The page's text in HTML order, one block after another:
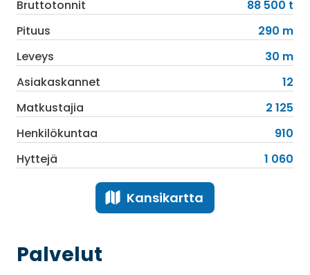
Bruttotonnit
88 500 t
Pituus
290 m
Leveys
30 m
Asiakaskannet
12
Matkustajia
2 125
Henkilökuntaa
910
Hyttejä
1 060
Kansikartta
Palvelut